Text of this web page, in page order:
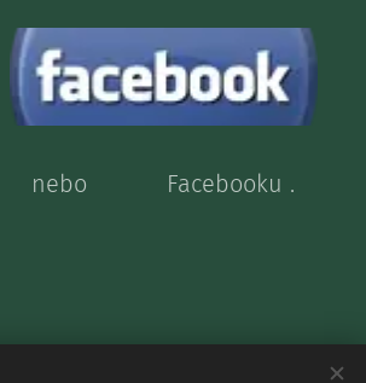
nebo Facebooku .